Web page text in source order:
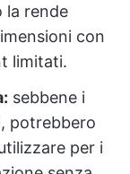
la rende
con
limitati.
sebbene i
potrebbero
per i